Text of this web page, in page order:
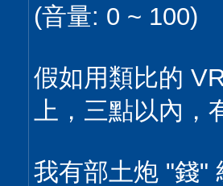
(音量: 0 ~ 100)
假如用類比的
上，三點以內，
我有部土炮 "錢"